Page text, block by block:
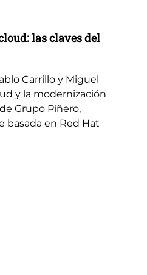
las claves del
Carrillo y Miguel
y la modernización
Grupo Piñero,
basada en Red Hat